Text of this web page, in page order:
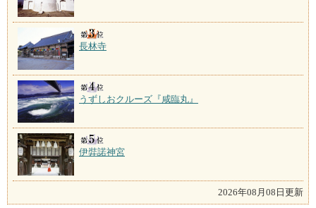
長林寺
うずしおクルーズ『咸臨丸』
伊弉諾神宮
2026年08月08日更新